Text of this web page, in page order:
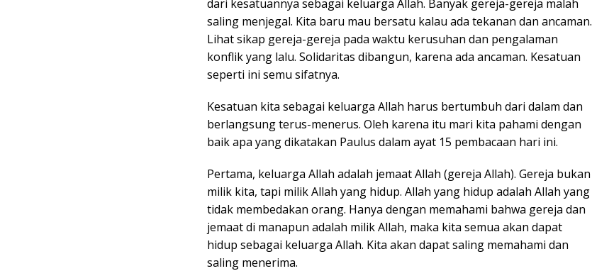
dari kesatuannya sebagai keluarga Allah. Banyak gereja-gereja malah
saling menjegal. Kita baru mau bersatu kalau ada tekanan dan ancaman.
Lihat sikap gereja-gereja pada waktu kerusuhan dan pengalaman
konflik yang lalu. Solidaritas dibangun, karena ada ancaman. Kesatuan
seperti ini semu sifatnya.
Kesatuan kita sebagai keluarga Allah harus bertumbuh dari dalam dan
berlangsung terus-menerus. Oleh karena itu mari kita pahami dengan
baik apa yang dikatakan Paulus dalam ayat 15 pembacaan hari ini.
Pertama, keluarga Allah adalah jemaat Allah (gereja Allah). Gereja bukan
milik kita, tapi milik Allah yang hidup. Allah yang hidup adalah Allah yang
tidak membedakan orang. Hanya dengan memahami bahwa gereja dan
jemaat di manapun adalah milik Allah, maka kita semua akan dapat
hidup sebagai keluarga Allah. Kita akan dapat saling memahami dan
saling menerima.